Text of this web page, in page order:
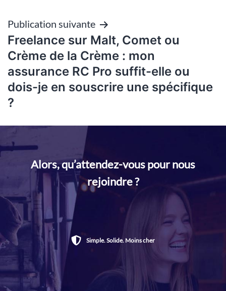
Publication suivante
Freelance sur Malt, Comet ou
Crème de la Crème : mon
assurance RC Pro suffit-elle ou
dois-je en souscrire une spécifique
?
Alors, qu’attendez-vous pour nous
rejoindre ?
Simple. Solide. Moins cher